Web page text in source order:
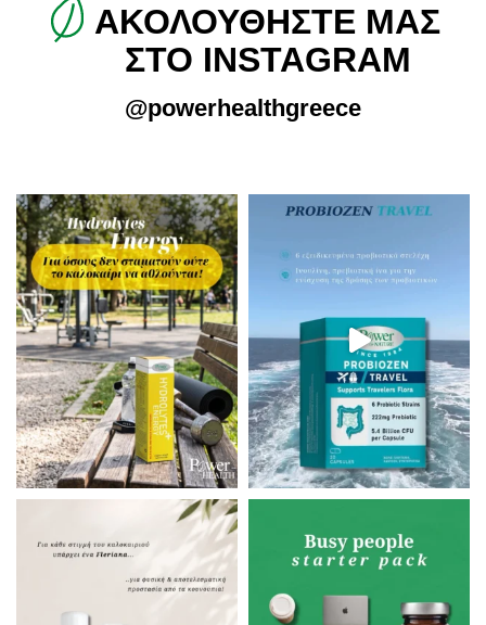
ΑΚΟΛΟΥΘΗΣΤΕ ΜΑΣ
ΣΤΟ INSTAGRAM
@powerhealthgreece